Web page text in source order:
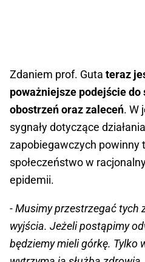
Zdaniem prof. Guta teraz
poważniejsze podejście
obostrzeń oraz zaleceń. W
sygnały dotyczące
zapobiegawczych powinny
społeczeństwo w
epidemii.
- Musimy przestrzegać tych
wyjścia. Jeżeli postąpimy
będziemy mieli górkę. Tylko